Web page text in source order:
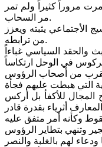
مروراً كثيراً ولم تمر
مر السحاب.
الأجتماعي يثبته ويعزز
من ترابطه.
والحقد السياسي غباءاً
من أصحاب الرؤوس
للأكفأ بل أركس